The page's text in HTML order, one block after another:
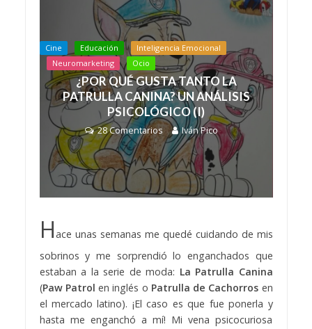
Cine Educación
Inteligencia Emocional
Neuromarketing
Ocio
¿POR QUÉ GUSTA TANTO LA
PATRULLA CANINA? UN ANÁLISIS
PSICOLÓGICO (I)
28 Comentarios Iván Pico
Hace unas semanas me quedé cuidando de mis
sobrinos y me sorprendió lo enganchados que
estaban a la serie de moda: La Patrulla Canina
(Paw Patrol en inglés o Patrulla de Cachorros en
el mercado latino). ¡El caso es que fue ponerla y
hasta me enganchó a mí! Mi vena psicocuriosa